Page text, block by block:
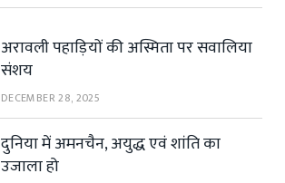
अरावली पहाड़ियों की अस्मिता पर सवालिया
संशय
DECEMBER 28, 2025
दुनिया में अमनचैन, अयुद्ध एवं शांति का
उजाला हो